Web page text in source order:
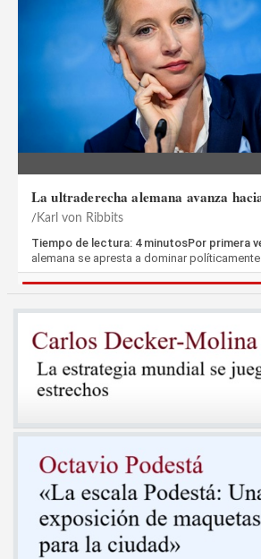
La ultraderecha alemana avanza
Karl von Ribbits
Tiempo de lectura: 4 minutosPor primera
alemana se apresta a dominar